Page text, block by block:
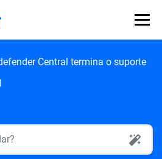
Central termina o suporte